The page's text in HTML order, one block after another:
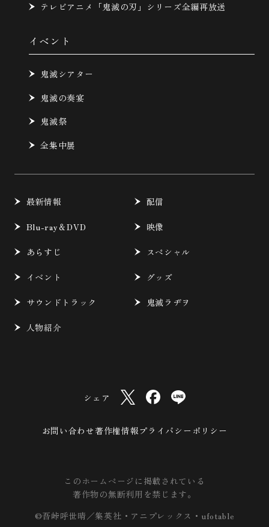
テレビアニメ「鬼滅の刃」シリーズ全編再放送
イベント
鬼滅シアター
鬼滅の奏宴
鬼滅祭
全集中展
最新情報 配信
Blu-ray＆DVD 映像
あらすじ スペシャル
イベント グッズ
サウンドトラック 鬼滅ラヂヲ
人物紹介
シェア
お問い合わせ著作権情報プライバシーポリシー
このホームページに掲載されている
著作物の無断利用を禁じます。
©吾峠呼世晴／集英社・アニプレックス・ufotable